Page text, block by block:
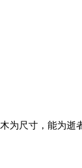
为尺寸，能为逝